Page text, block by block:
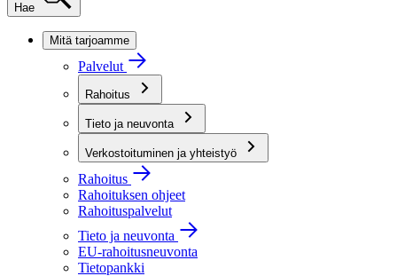
Hae
Mitä tarjoamme
Palvelut
Rahoitus
Tieto ja neuvonta
Verkostoituminen ja yhteistyö
Rahoitus
Rahoituksen ohjeet
Rahoituspalvelut
Tieto ja neuvonta
EU-rahoitusneuvonta
Tietopankki